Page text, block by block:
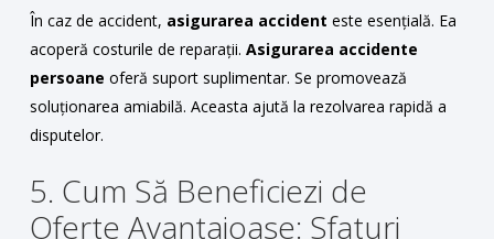
În caz de accident, asigurarea accident este esențială. Ea
acoperă costurile de reparații. Asigurarea accidente
persoane oferă suport suplimentar. Se promovează
soluționarea amiabilă. Aceasta ajută la rezolvarea rapidă a
disputelor.
5. Cum Să Beneficiezi de
Oferte Avantajoase: Sfaturi